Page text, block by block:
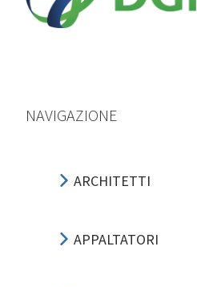
NAVIGAZIONE
ARCHITETTI
APPALTATORI